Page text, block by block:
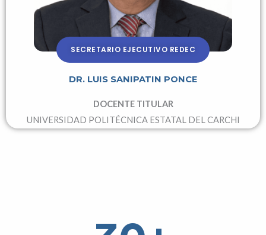
SECRETARIO EJECUTIVO REDEC
DR. LUIS SANIPATIN PONCE
DOCENTE TITULAR
UNIVERSIDAD POLITÉCNICA ESTATAL DEL CARCHI